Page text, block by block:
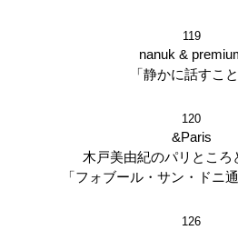
119
nanuk &
「静かに話すこと
120
&Paris
木戸美由紀のパリところ
「フォブール・サン・ドニ
126